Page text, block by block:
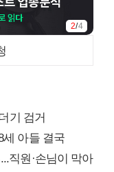
3/4
기 검거
아들 결국
직원·손님이 막아